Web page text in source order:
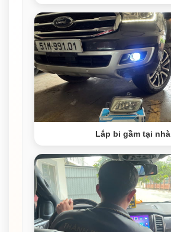
Lắp bi gầm tại nhà